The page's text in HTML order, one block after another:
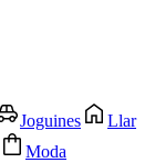
Joguines
Llar
Moda